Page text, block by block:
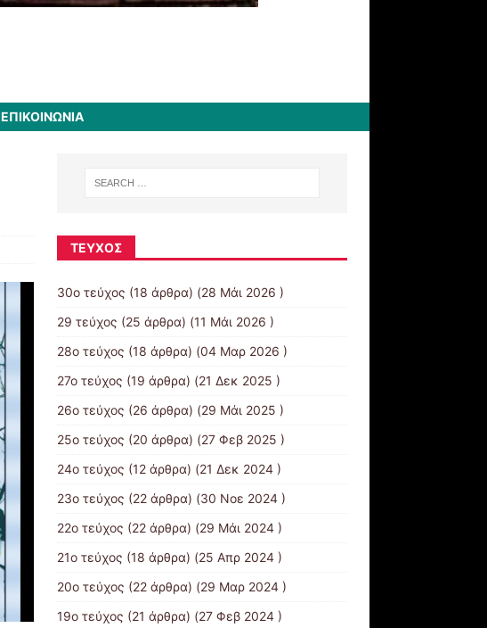
ΕΠΙΚΟΙΝΩΝΙΑ
ΤΕΎΧΟΣ
30ο τεύχος (18 άρθρα) (28 Μάι 2026 )
29 τεύχος (25 άρθρα) (11 Μάι 2026 )
28ο τεύχος (18 άρθρα) (04 Μαρ 2026 )
27ο τεύχος (19 άρθρα) (21 Δεκ 2025 )
26ο τεύχος (26 άρθρα) (29 Μάι 2025 )
25ο τεύχος (20 άρθρα) (27 Φεβ 2025 )
24ο τεύχος (12 άρθρα) (21 Δεκ 2024 )
23ο τεύχος (22 άρθρα) (30 Νοε 2024 )
22ο τεύχος (22 άρθρα) (29 Μάι 2024 )
21o τεύχος (18 άρθρα) (25 Απρ 2024 )
20ο τεύχος (22 άρθρα) (29 Μαρ 2024 )
19ο τεύχος (21 άρθρα) (27 Φεβ 2024 )